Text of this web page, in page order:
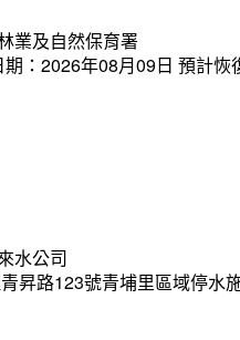
業及自然保育署
：2026年08月09日 預計
水公司
昇路123號青埔里區域停水